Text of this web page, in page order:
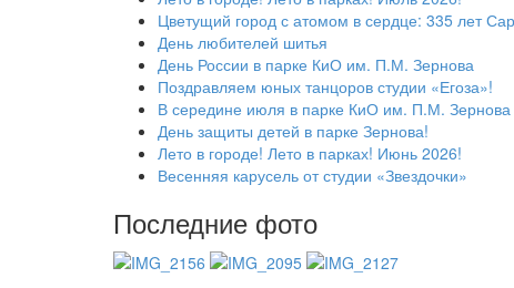
Цветущий город с атомом в сердце: 335 лет
День любителей шитья
День России в парке КиО им. П.М. Зернова
Поздравляем юных танцоров студии «Егоза»!
В середине июля в парке КиО им. П.М. Зернова
День защиты детей в парке Зернова!
Лето в городе! Лето в парках! Июнь 2026!
Весенняя карусель от студии «Звездочки»
Последние фото